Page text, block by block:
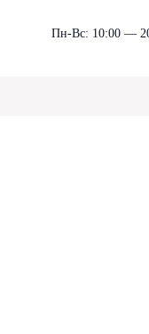
Пн-Вс: 10:00 —